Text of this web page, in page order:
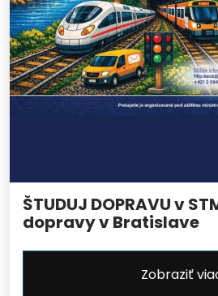
ŠTUDUJ DOPRAVU v
dopravy v Bratislave
Zobraziť